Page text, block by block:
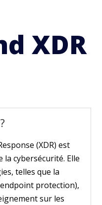
XDR
(XDR) est
cybersécurité. Elle
telles que la
protection),
sur les